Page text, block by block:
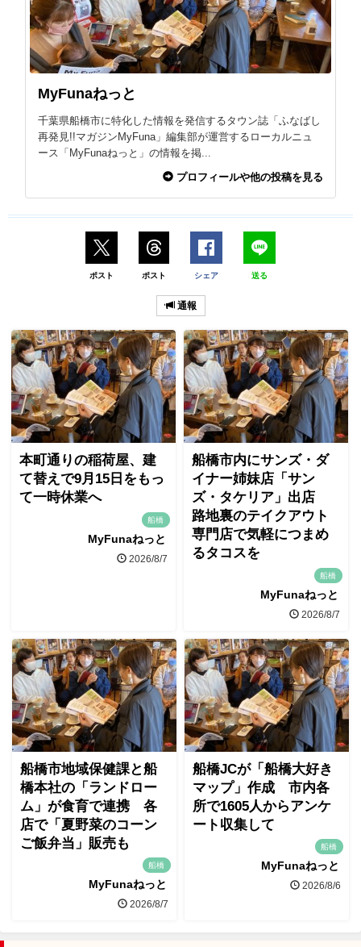
MyFunaねっと
千葉県船橋市に特化した情報を発信するタウン誌「ふなばし
再発見!!マガジンMyFuna」編集部が運営するローカルニュ
ース「MyFunaねっと」の情報を掲...
プロフィールや他の投稿を見る
ポスト ポスト シェア 送る
通報
本町通りの稲荷屋、建
て替えで9月15日をもっ
て一時休業へ
船橋
MyFunaねっと
2026/8/7
船橋市内にサンズ・ダ
イナー姉妹店「サン
ズ・タケリア」出店
路地裏のテイクアウト
専門店で気軽につまめ
るタコスを
船橋
MyFunaねっと
2026/8/7
船橋市地域保健課と船
橋本社の「ランドロー
ム」が食育で連携 各
店で「夏野菜のコーン
ご飯弁当」販売も
船橋
MyFunaねっと
2026/8/7
船橋JCが「船橋大好き
マップ」作成 市内各
所で1605人からアンケ
ート収集して
船橋
MyFunaねっと
2026/8/6